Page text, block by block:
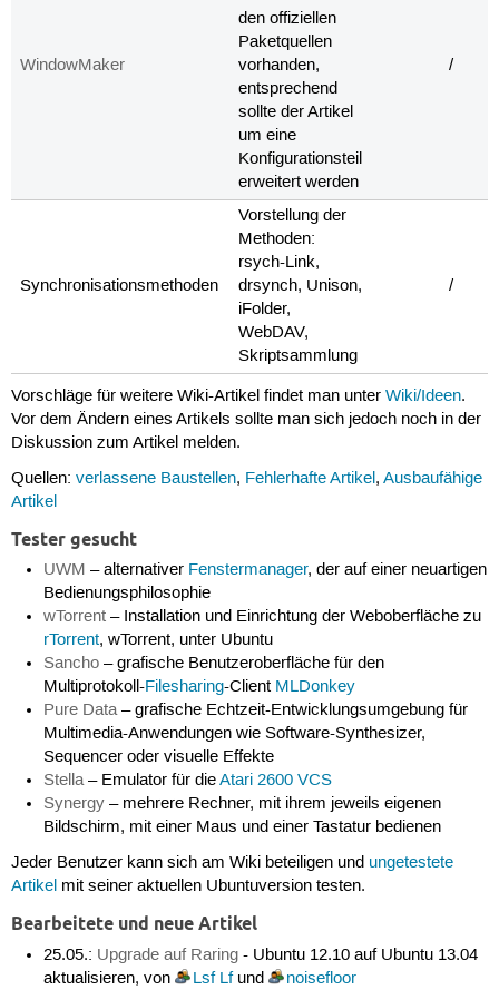
WindowMaker
den offiziellen
Paketquellen
vorhanden,
entsprechend
sollte der Artikel
um eine
Konfigurationsteil
erweitert werden
/
Synchronisationsmethoden
Vorstellung der
Methoden:
rsych-Link,
drsynch, Unison,
iFolder,
WebDAV,
Skriptsammlung
/
Vorschläge für weitere Wiki-Artikel findet man unter Wiki/Ideen.
Vor dem Ändern eines Artikels sollte man sich jedoch noch in der
Diskussion zum Artikel melden.
Quellen: verlassene Baustellen, Fehlerhafte Artikel, Ausbaufähige
Artikel
Tester gesucht
UWM – alternativer Fenstermanager, der auf einer neuartigen
Bedienungsphilosophie
wTorrent – Installation und Einrichtung der Weboberfläche zu
rTorrent, wTorrent, unter Ubuntu
Sancho – grafische Benutzeroberfläche für den
Multiprotokoll-Filesharing-Client MLDonkey
Pure Data– grafische Echtzeit-Entwicklungsumgebung für
Multimedia-Anwendungen wie Software-Synthesizer,
Sequencer oder visuelle Effekte
Stella– Emulator für dieAtari 2600 VCS
Synergy – mehrere Rechner, mit ihrem jeweils eigenen
Bildschirm, mit einer Maus und einer Tastatur bedienen
Jeder Benutzer kann sich am Wiki beteiligen und ungetestete
Artikelmit seiner aktuellen Ubuntuversion testen.
Bearbeitete und neue Artikel
25.05.: Upgrade auf Raring - Ubuntu 12.10 auf Ubuntu 13.04
aktualisieren, von
Lsf Lfund
noisefloor